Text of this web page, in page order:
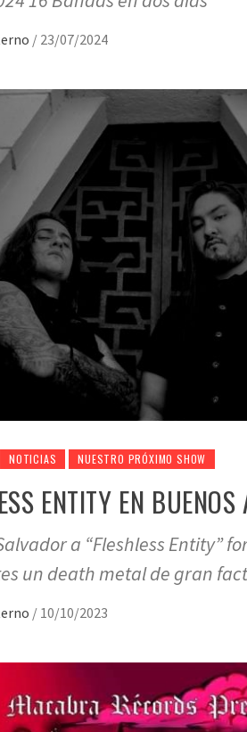
/ 23/07/2024
NOTICIAS NUESTRO PRÓXIMO SHOW
ENTITY EN
a “Fleshless Entity”
un death metal de gran
/ 10/10/2023